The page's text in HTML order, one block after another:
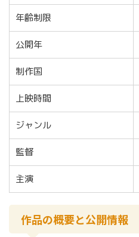
年齢制限
公開年
制作国
上映時間
ジャンル
監督
主演
作品の概要と公開情報